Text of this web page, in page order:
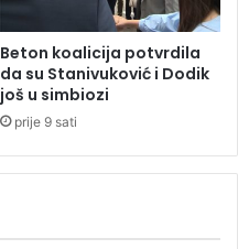
Beton koalicija potvrdila
da su Stanivuković i Dodik
još u simbiozi
prije 9 sati